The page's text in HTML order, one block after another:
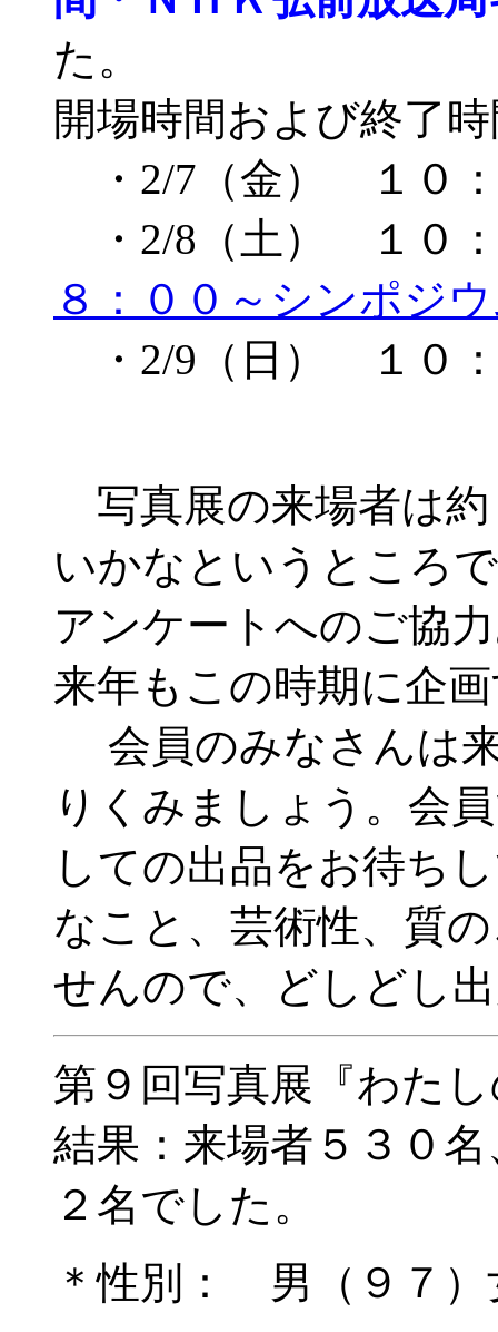
た。
開場時間および終了
・2/7（金） １０：
・2/8（土） １０
８：００～シンポジ
・2/9（日） １０：
写真展の来場者は約
いかなというところ
アンケートへのご協
来年もこの時期に企
会員のみなさんは
りくみましょう。会
しての出品をお待ち
なこと、芸術性、質
せんので、どしどし
第９回写真展『わた
結果：来場者５３０
２名でした。
＊性別： 男（９７）